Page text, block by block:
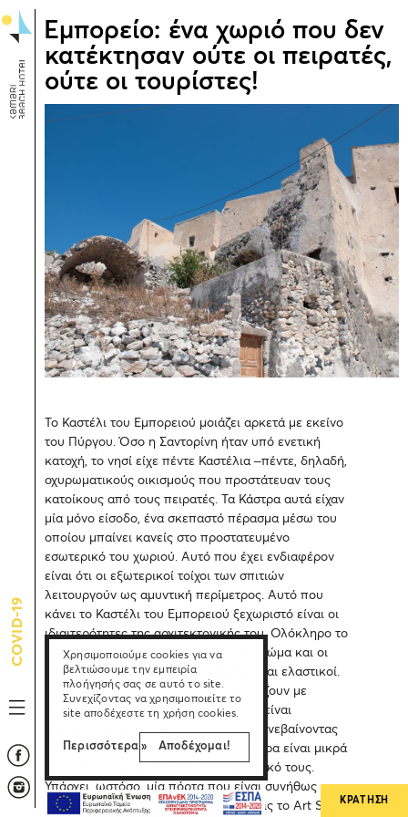
Αποδέχομαι!
Χρησιμοποιούμε cookies για να
βελτιώσουμε την εμπειρία
πλοήγησής σας σε αυτό το site.
Συνεχίζοντας να χρησιμοποιείτε το
site αποδέχεστε τη χρήση cookies.
Περισσότερα »
COVID-19
Εμπορείο: ένα χωριό που δεν
κατέκτησαν ούτε οι πειρατές,
ούτε οι τουρίστες!
Το Καστέλι του Εμπορειού μοιάζει αρκετά με εκείνο
του Πύργου. Όσο η Σαντορίνη ήταν υπό ενετική
κατοχή, το νησί είχε πέντε Καστέλια –πέντε, δηλαδή,
οχυρωματικούς οικισμούς που προστάτευαν τους
κατοίκους από τους πειρατές. Τα Κάστρα αυτά είχαν
μία μόνο είσοδο, ένα σκεπαστό πέρασμα μέσω του
οποίου μπαίνει κανείς στο προστατευμένο
εσωτερικό του χωριού. Αυτό που έχει ενδιαφέρον
είναι ότι οι εξωτερικοί τοίχοι των σπιτιών
λειτουργούν ως αμυντική περίμετρος. Αυτό που
κάνει το Καστέλι του Εμπορειού ξεχωριστό είναι οι
ιδιαιτερότητες της αρχιτεκτονικής του. Ολόκληρο το
χωριό είναι χτισμένο με ηφαιστειακό χώμα και οι
τοίχοι των κτιρίων δείχνουν μαλακοί και ελαστικοί.
Τα σοκάκια είναι τόσο στενά που μοιάζουν με
διάδρομο ενώ οι είσοδοι των σπιτιών είναι
υπερυψωμένες και φτάνεις σε αυτές ανεβαίνοντας
στενά και απότομα σκαλιά. Τα παράθυρα είναι μικρά
και είναι δύσκολο να δεις στο εσωτερικό τους.
Υπάρχει, ωστόσο, μία πόρτα που είναι συνήθως
ανοικτή και προσκαλεί να ανακαλύψεις το Art StudioΚΡΑΤΗΣΗ